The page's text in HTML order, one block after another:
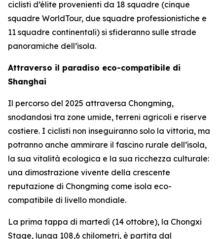
ciclisti d’élite provenienti da 18 squadre (cinque
squadre WorldTour, due squadre professionistiche e
11 squadre continentali) si sfideranno sulle strade
panoramiche dell’isola.
Attraverso il paradiso eco-compatibile di
Shanghai
Il percorso del 2025 attraversa Chongming,
snodandosi tra zone umide, terreni agricoli e riserve
costiere. I ciclisti non inseguiranno solo la vittoria, ma
potranno anche ammirare il fascino rurale dell’isola,
la sua vitalità ecologica e la sua ricchezza culturale:
una dimostrazione vivente della crescente
reputazione di Chongming come isola eco-
compatibile di livello mondiale.
La prima tappa di martedì (14 ottobre), la Chongxi
Stage, lunga 108,6 chilometri, è partita dal